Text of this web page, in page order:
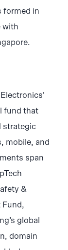
formed in
with
fund that
strategic
mobile, and
span
&
Fund,
global
domain